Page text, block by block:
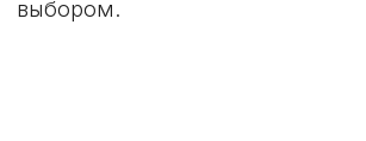
ЗАФИКСИРУЙТЕ СКИДКУ